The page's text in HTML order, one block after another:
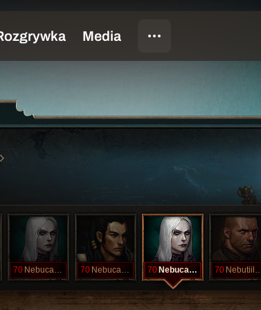
70 Nebucahnezar 70 Nebucahnezar 70 Nebucahnezar 70